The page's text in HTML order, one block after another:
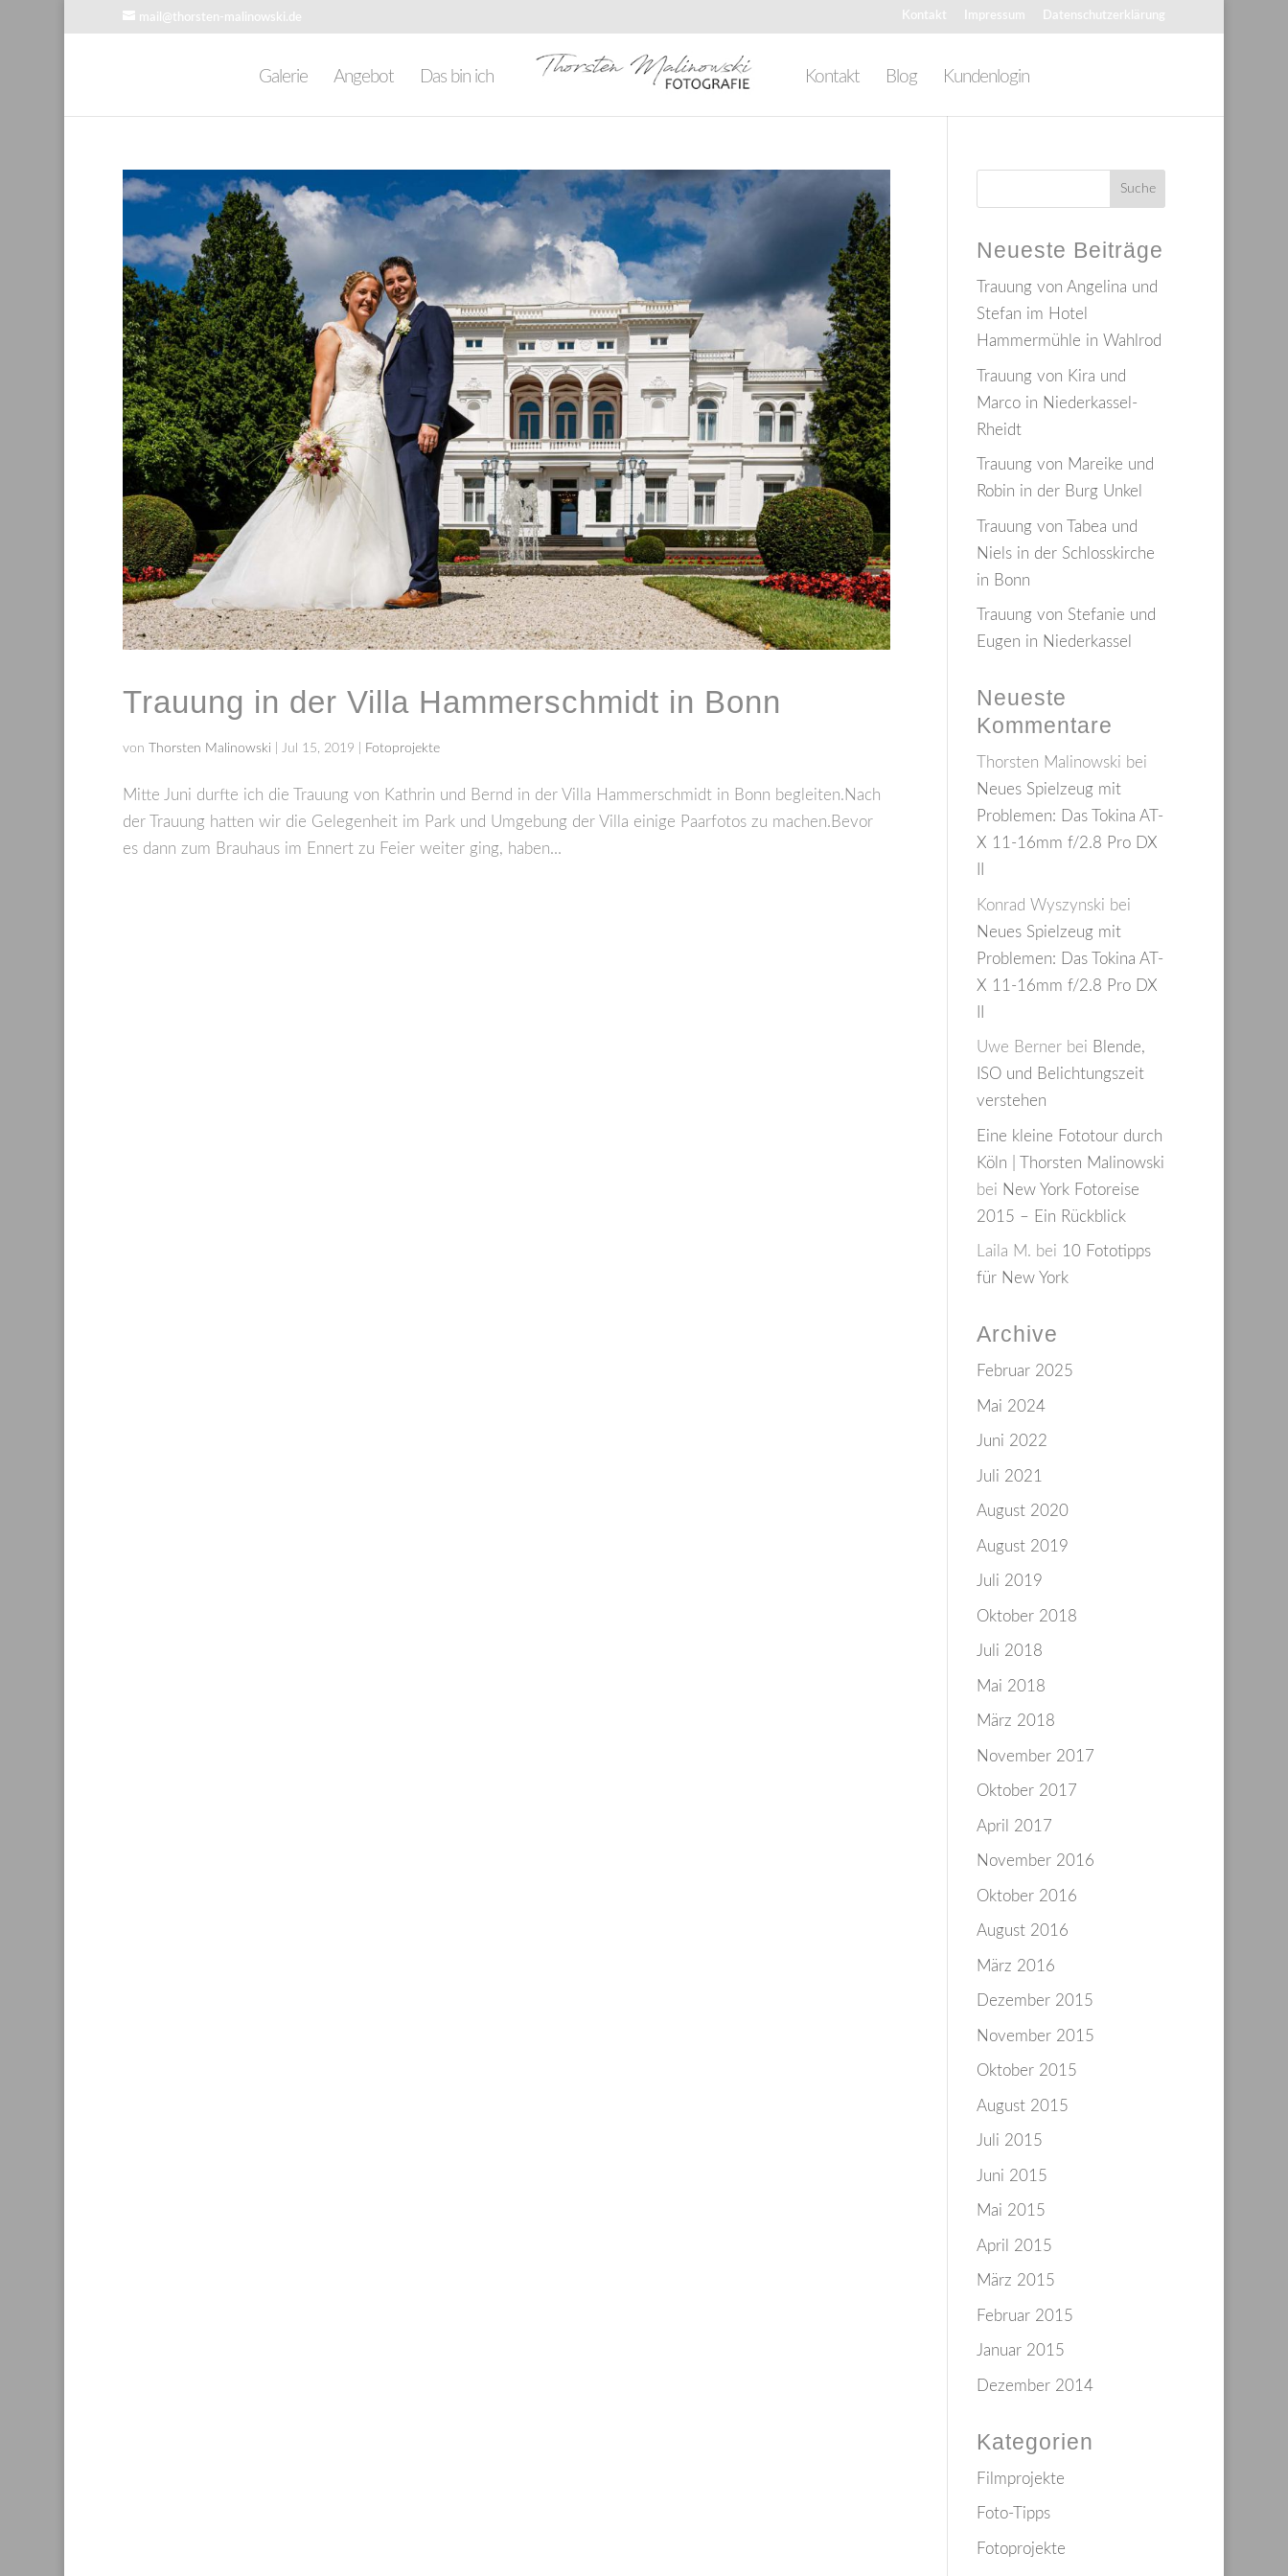
mail@thorsten-malinowski.de Kontakt Impressum Datenschutzerklärung
Galerie Angebot Das bin ich Kontakt Blog Kundenlogin
Trauung in der Villa Hammerschmidt in Bonn
von Thorsten Malinowski Jul 15, 2019 Fotoprojekte
Mitte Juni durfte ich die Trauung von Kathrin und Bernd in der Villa Hammerschmidt in Bonn begleiten.Nach
der Trauung hatten wir die Gelegenheit im Park und Umgebung der Villa einige Paarfotos zu machen.Bevor
es dann zum Brauhaus im Ennert zu Feier weiter ging, haben...
Neueste Beiträge
Trauung von Angelina und
Stefan im Hotel
Hammermühle in Wahlrod
Trauung von Kira und
Marco in Niederkassel-
Rheidt
Trauung von Mareike und
Robin in der Burg Unkel
Trauung von Tabea und
Niels in der Schlosskirche
in Bonn
Trauung von Stefanie und
Eugen in Niederkassel
Neueste
Kommentare
Thorsten Malinowski bei
Neues Spielzeug mit
Problemen: Das Tokina AT-
X 11-16mm f/2.8 Pro DX
Konrad Wyszynski bei
Neues Spielzeug mit
Problemen: Das Tokina AT-
X 11-16mm f/2.8 Pro DX
Uwe Berner bei Blende,
ISO und Belichtungszeit
verstehen
Eine kleine Fototour durch
Köln | Thorsten Malinowski
bei New York Fotoreise
2015 – Ein Rückblick
Laila M. bei 10 Fototipps
für New York
Archive
Februar 2025
Mai 2024
Juni 2022
Juli 2021
August 2020
August 2019
Juli 2019
Oktober 2018
Juli 2018
Mai 2018
März 2018
November 2017
Oktober 2017
April 2017
November 2016
Oktober 2016
August 2016
März 2016
Dezember 2015
November 2015
Oktober 2015
August 2015
Juli 2015
Juni 2015
Mai 2015
April 2015
März 2015
Februar 2015
Januar 2015
Dezember 2014
Kategorien
Filmprojekte
Foto-Tipps
Fotoprojekte